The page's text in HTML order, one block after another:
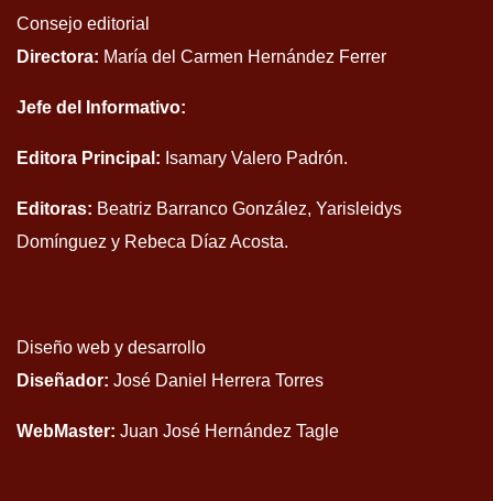
Consejo editorial
Directora: María del Carmen Hernández Ferrer
Jefe del Informativo:
Editora Principal: Isamary Valero Padrón.
Editoras: Beatriz Barranco González, Yarisleidys
Domínguez y Rebeca Díaz Acosta.
Diseño web y desarrollo
Diseñador: José Daniel Herrera Torres
WebMaster: Juan José Hernández Tagle